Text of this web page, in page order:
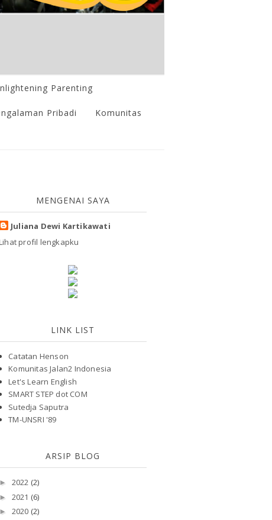
Parenting
Pribadi Komunitas
MENGENAI SAYA
Juliana Dewi Kartikawati
profil lengkapku
LINK LIST
Catatan Henson
Komunitas Jalan2 Indonesia
Let's Learn English
SMART STEP dot COM
Sutedja Saputra
TM-UNSRI '89
ARSIP BLOG
► 2022 (2)
► 2021 (6)
► 2020 (2)